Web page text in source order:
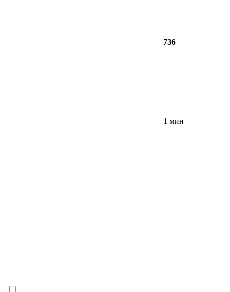
736
1 мин